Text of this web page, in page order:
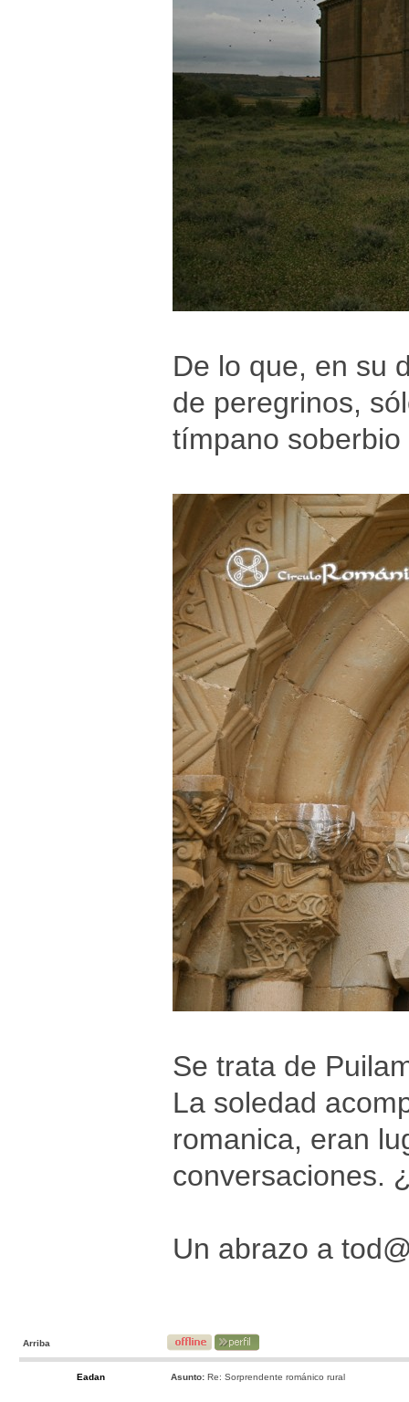
De lo que, en su
de peregrinos,
tímpano
Se trata de
La soledad
romanica, eran
conversaciones.
Un abrazo a
Arriba
Eadan Asunto: Re: Sorprendente románico rural